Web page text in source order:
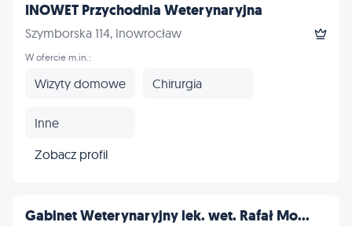
INOWET Przychodnia Weterynaryjna
Szymborska 114, Inowrocław
W ofercie m.in.:
Wizyty domowe Chirurgia
Inne
Zobacz profil
Gabinet Weterynaryjny lek. wet. Rafał Mo...